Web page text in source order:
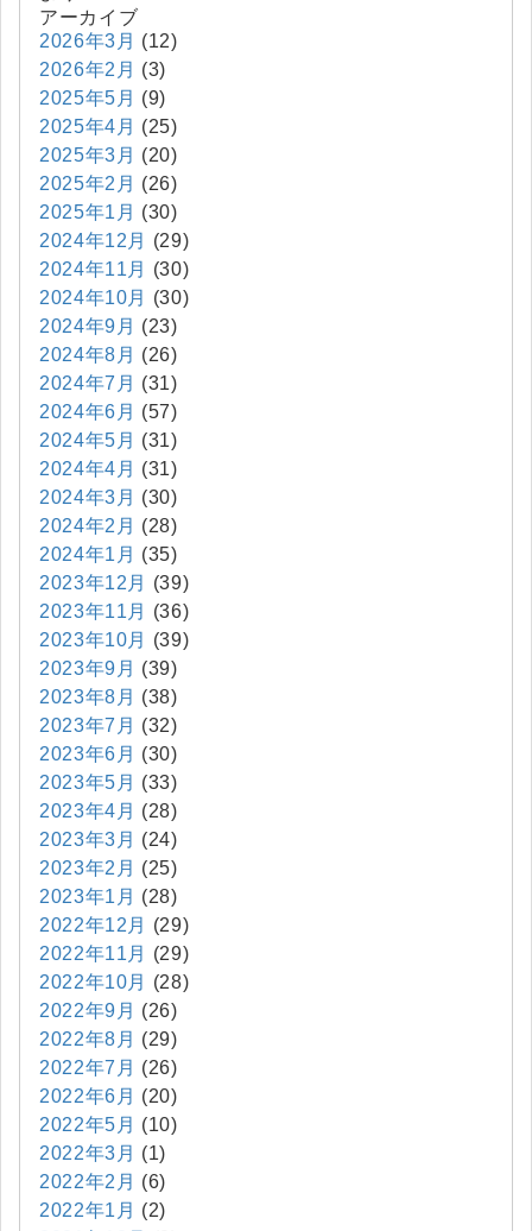
アーカイブ
2026年3月 (12)
2026年2月 (3)
2025年5月 (9)
2025年4月 (25)
2025年3月 (20)
2025年2月 (26)
2025年1月 (30)
2024年12月
(29)
2024年11月
(30)
2024年10月
(30)
2024年9月 (23)
2024年8月 (26)
2024年7月 (31)
2024年6月 (57)
2024年5月 (31)
2024年4月 (31)
2024年3月 (30)
2024年2月 (28)
2024年1月 (35)
2023年12月
(39)
2023年11月
(36)
2023年10月
(39)
2023年9月 (39)
2023年8月 (38)
2023年7月 (32)
2023年6月 (30)
2023年5月 (33)
2023年4月 (28)
2023年3月 (24)
2023年2月 (25)
2023年1月 (28)
2022年12月
(29)
2022年11月
(29)
2022年10月
(28)
2022年9月 (26)
2022年8月 (29)
2022年7月 (26)
2022年6月 (20)
2022年5月 (10)
2022年3月 (1)
2022年2月 (6)
2022年1月 (2)